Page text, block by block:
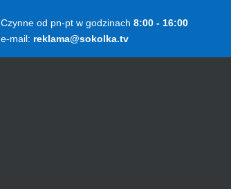
Czynne od pn-pt w godzinach 8:00 - 16:00
e-mail: reklama@sokolka.tv